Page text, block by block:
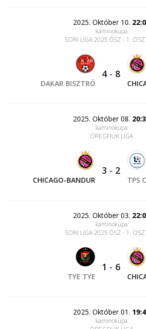
2025. Október 10.
kaminokupa
SORI LIGA 2025 ŐSZ - 1.
DAKAR BISZTRÓ
4- 8
2025. Október 08.
kaminokupa
ÖREGFIÚK LIGA
CHICAGO-BANDUR
3 - 2
TPS
2025. Október 03.
kaminokupa
SORI LIGA 2025 ŐSZ - 1.
TYE TYE
1 - 6
2025. Október 01.
kaminokupa